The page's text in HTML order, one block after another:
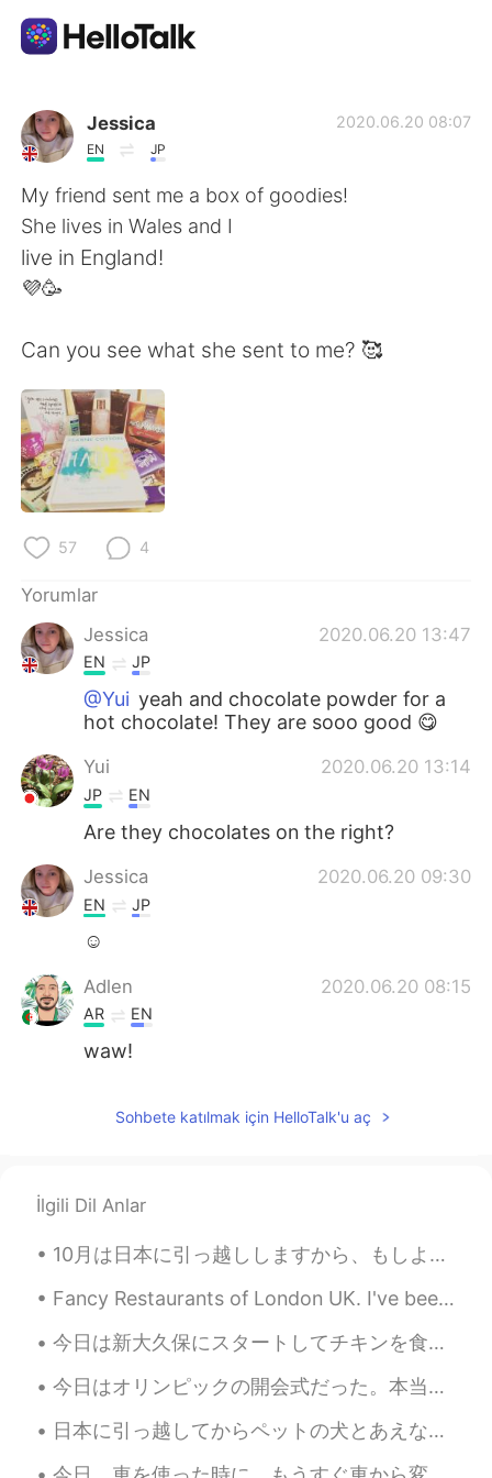
Dil Değişimi Uygulaması
AI Grammar Checker
Türkçe
繁體中文
العربية
Deutsch
한국어
Italiano
Português
Jessica
EN JP
2020.06.20 08:07
My friend sent me a box of goodies!
She lives in Wales and I
live in England!
💜🥳
Can you see what she sent to me? 🥰
57 4
Yorumlar
Jessica
2020.06.20 13:47
EN JP
@Yui yeah and chocolate powder for a
hot chocolate! They are sooo good 😋
Yui 2020.06.20 13:14
JP EN
Are they chocolates on the right?
Jessica 2020.06.20 09:30
EN JP
☺️
Adlen 2020.06.20 08:15
AR EN
waw!
Sohbete katılmak için HelloTalk'u aç
İlgili Dil Anlar
10月は日本に引っ越ししますから、もしよければ東京のおすすめ地域を教えてくれませんか？ 距離と価格のいいバランスがある地域がいいんですけどね 🤔 東京じゃなくても、そんなに遠くないのなら、...
Fancy Restaurants of London UK. I've been to the those restaurants, and the food was Amazing 🙌🏽🇬🇧🍛
今日は新大久保にスタートしてチキンを食べた！その後に雨はちょっと降ってきたけど、明治神宮の庭の道で原宿まで歩いた。ウィンドウショッピングしながら、表参道へ行って美味しいコーヒーを飲んだ〜完璧な日...
今日はオリンピックの開会式だった。本当は行って見たかったけど、コロナがあるから実際に見れないのは仕方がないね。開会式ではピクトグラムのパフォーマンスがあった、50個の中で一回ミスがあったから見て...
日本に引っ越してからペットの犬とあえなくて寂しくなってペット飼おうと思った！犬は高いからやめた、猫には人間の脳にうつる寄生虫あるし、性格も大ッキライ。結局これ飼った うさぎのネズミちゃんです！...